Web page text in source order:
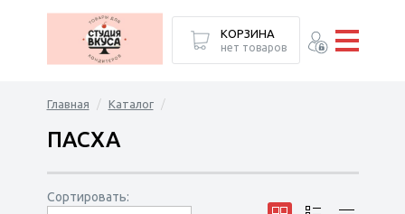
Главная Каталог
ПАСХА
Сортировать:
КОРЗИНА
нет товаров